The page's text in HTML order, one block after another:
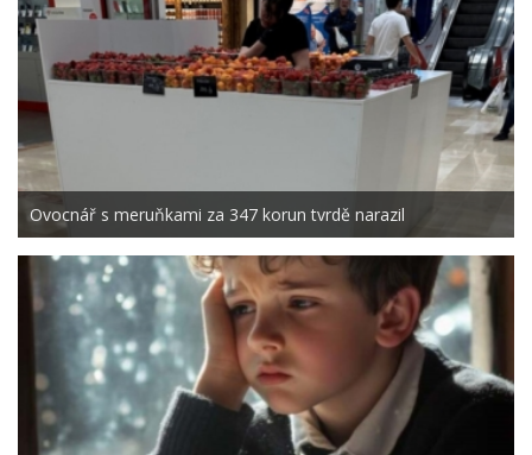
Ovocnář s meruňkami za 347 korun tvrdě narazil